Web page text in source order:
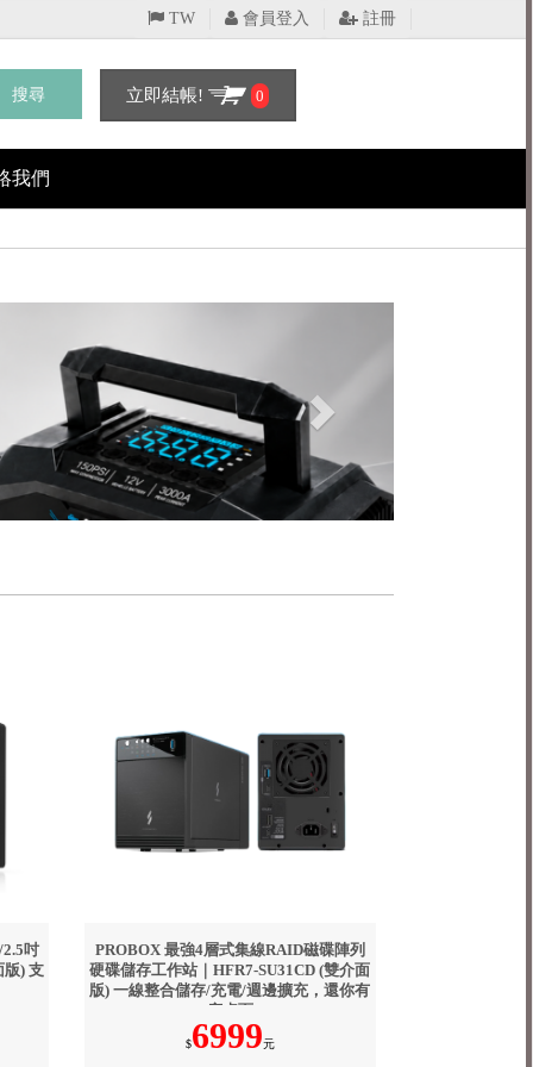
TW 會員登入 註冊
搜尋 立即結帳! 0
我們
2.5吋
版) 支
PROBOX 最強4層式集線RAID磁碟陣列
硬碟儲存工作站｜HFR7-SU31CD (雙介面
版) 一線整合儲存/充電/週邊擴充，還你有
序桌面
$6999元